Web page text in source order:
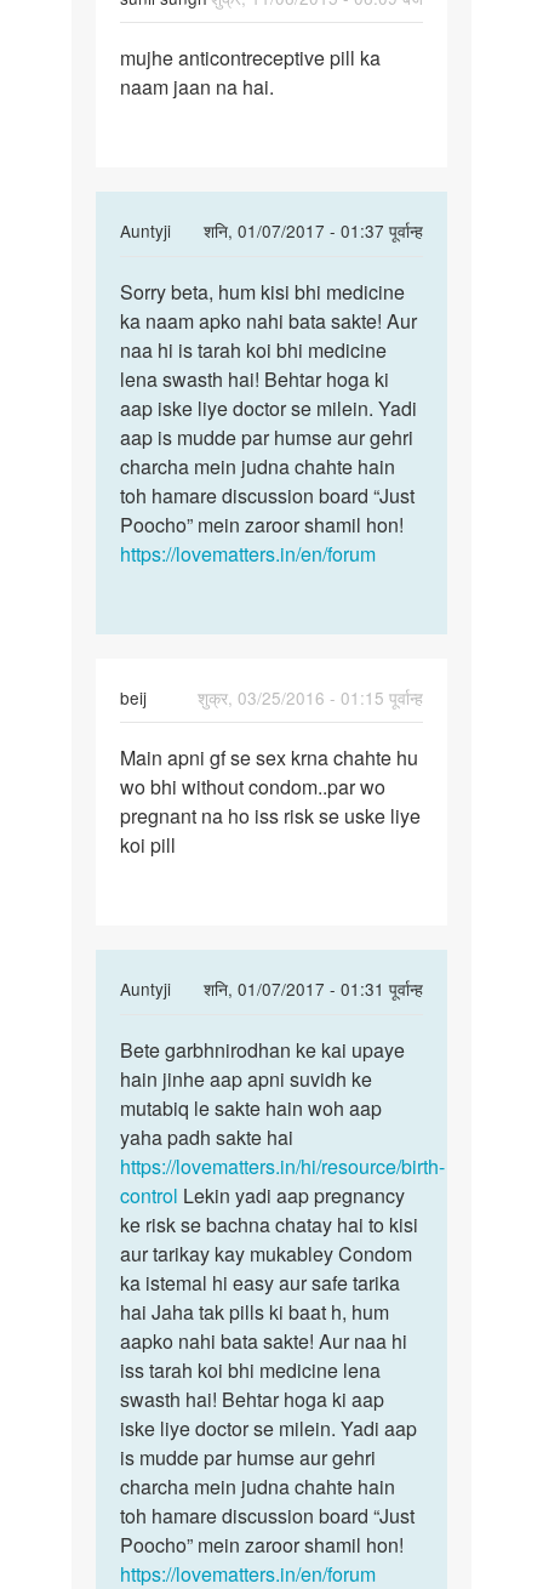
mujhe
anticontreceptive
mujhe anticontreceptive pill ka
naam jaan na hai.
Auntyji
शनि, 01/07/2017 - 01:37 पूर्वान्ह
In
to
mujhe
anticontreceptive
pill
by
sunil
sungh
Sorry
beta,
hum
kisi
bhi
Sorry beta, hum kisi bhi medicine
ka naam apko nahi bata sakte! Aur
naa hi is tarah koi bhi medicine
lena swasth hai! Behtar hoga ki
aap iske liye doctor se milein. Yadi
aap is mudde par humse aur gehri
charcha mein judna chahte hain
toh hamare discussion board “Just
Poocho” mein zaroor shamil hon!
https://lovematters.in/en/forum
beij
शुक्र, 03/25/2016 - 01:15 पूर्वान्ह
Main
apni
gf
se
Main apni gf se sex krna chahte hu
wo bhi without condom..par wo
pregnant na ho iss risk se uske liye
koi pill
Auntyji
शनि, 01/07/2017 - 01:31 पूर्वान्ह
In
to
Main
apni
gf
se
sex
krna
by
beij
Bete
garbhnirodhan
ke
kai
Bete garbhnirodhan ke kai upaye
hain jinhe aap apni suvidh ke
mutabiq le sakte hain woh aap
yaha padh sakte hai
https://lovematters.in/hi/resource/birth-
control Lekin yadi aap pregnancy
ke risk se bachna chatay hai to kisi
aur tarikay kay mukabley Condom
ka istemal hi easy aur safe tarika
hai Jaha tak pills ki baat h, hum
aapko nahi bata sakte! Aur naa hi
iss tarah koi bhi medicine lena
swasth hai! Behtar hoga ki aap
iske liye doctor se milein. Yadi aap
is mudde par humse aur gehri
charcha mein judna chahte hain
toh hamare discussion board “Just
Poocho” mein zaroor shamil hon!
https://lovematters.in/en/forum